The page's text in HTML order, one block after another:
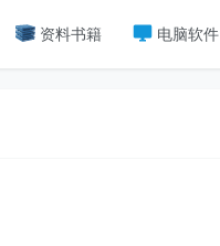
资料书籍 电脑软件